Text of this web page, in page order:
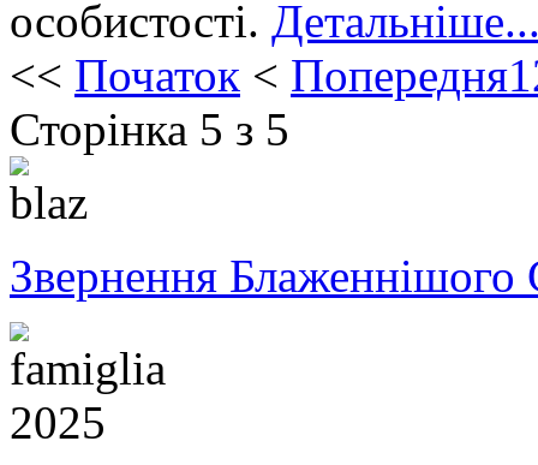
особистості.
<< Початок < Попередня1
Сторінка 5 з 5
Звернення Блаженнішого